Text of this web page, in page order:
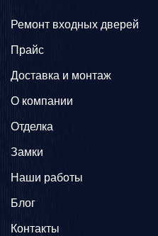
Ремонт входных дверей
Прайс
Доставка и монтаж
О компании
Отделка
Замки
Наши работы
Блог
Контакты